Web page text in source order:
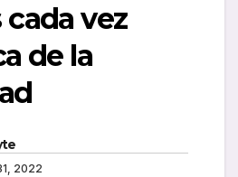
cada vez
de la
2022